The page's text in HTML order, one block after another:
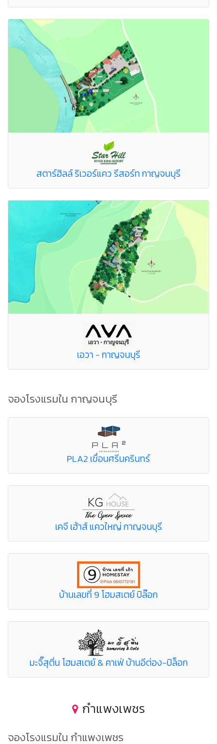
สตาร์ฮิลล์ ริเวอร์แคว รีสอร์ท กาญจนบุรี
เอวา - กาญจนบุรี
จองโรงแรมใน กาญจนบุรี
PLA2 เขื่อนศรีนครินทร์
เคจี เฮ้าส์ แควใหญ่ กาญจนบุรี
บ้านเลขที่ 9 โฮมสเตย์ ปิล๊อก
มะจิ๊สุติ่น โฮมสเตย์ & คาเฟ่ บ้านอีต่อง-ปิล็อก
กำแพงเพชร
จองโรงแรมใน กำแพงเพชร